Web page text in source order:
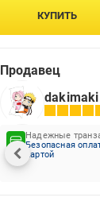
КУПИТЬ
Продавец
dakimaki
Надежные
Безопасная
картой